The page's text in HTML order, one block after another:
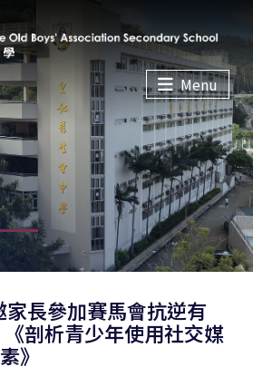
Menu
長參加賽馬會抗逆有
《剖析青少年使用社交媒
》